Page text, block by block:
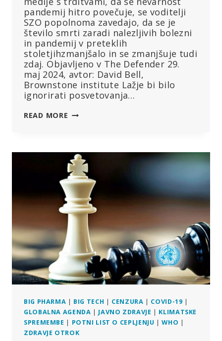
pandemij hitro povečuje, se voditelji
SZO popolnoma zavedajo, da se je
število smrti zaradi nalezljivih bolezni
in pandemij v preteklih
stoletjihzmanjšalo in se zmanjšuje tudi
zdaj. Objavljeno v The Defender 29.
maj 2024, avtor: David Bell,
Brownstone institute Lažje bi bilo
ignorirati posvetovanja…
READ MORE SVETOVNA
ALI
ZAVESTNO
IZKRIVLJA
LASTNE
PODATKE
O
COVIDU
BIG PHARMA | BIG TECH | CENZURA | COVID-19 |
GLOBALNA AGENDA | JAVNO ZDRAVJE | KLIMATSKE
SPREMEMBE | POTNI LIST O CEPLJENJU |WHO |
ZDRAVJE OTROK